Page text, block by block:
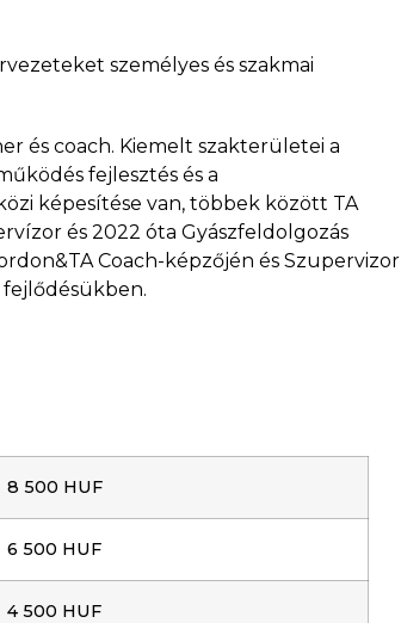
személyes és szakmai
és coach. Kiemelt szakterületei a
fejlesztés és a
képesítése van, többek között TA
és 2022 óta Gyászfeldolgozás
Coach-képzőjén és Szupervizor
fejlődésükben.
8 500 HUF
6 500 HUF
4 500 HUF